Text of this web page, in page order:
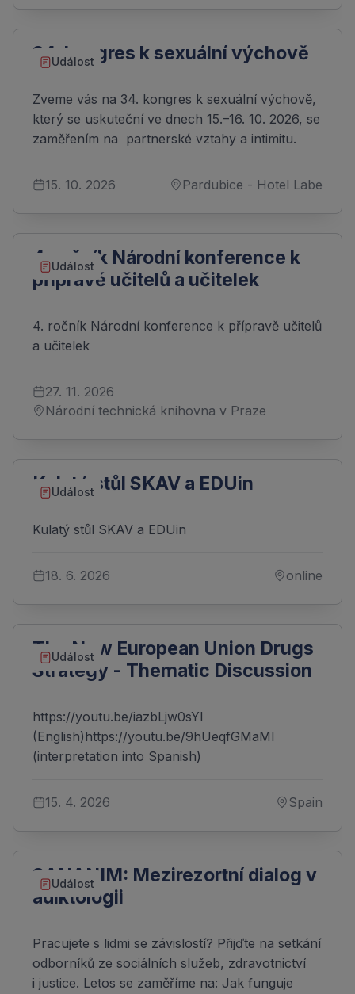
Událost
34. kongres k sexuální výchově
Zveme vás na 34. kongres k sexuální výchově,
který se uskuteční ve dnech 15.–16. 10. 2026, se
zaměřením na partnerské vztahy a intimitu.
15. 10. 2026 Pardubice - Hotel Labe
Událost
4. ročník Národní konference k
přípravě učitelů a učitelek
4. ročník Národní konference k přípravě učitelů
a učitelek
27. 11. 2026
Národní technická knihovna v Praze
Událost
Kulatý stůl SKAV a EDUin
Kulatý stůl SKAV a EDUin
18. 6. 2026 online
Událost
The New European Union Drugs
Strategy - Thematic Discussion
https://youtu.be/iazbLjw0sYI
(English)https://youtu.be/9hUeqfGMaMI
(interpretation into Spanish)
15. 4. 2026 Spain
Událost
SANANIM: Mezirezortní dialog v
adiktologii
Pracujete s lidmi se závislostí? Přijďte na setkání
odborníků ze sociálních služeb, zdravotnictví
i justice. Letos se zaměříme na: Jak funguje